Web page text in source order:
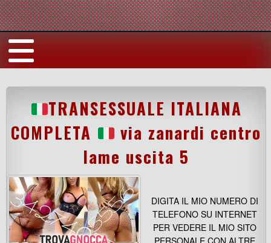
TRANSESSUALE ITALIANA
COMPLETA
via zanardi centro
lame uscita 5
DIGITA IL MIO NUMERO DI
TELEFONO SU INTERNET
PER VEDERE IL MIO SITO
PERSONALE CON ALTRE